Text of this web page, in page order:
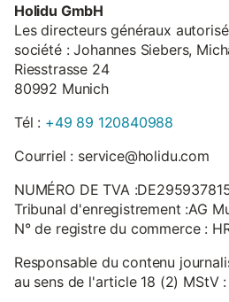
Holidu GmbH
Les directeurs généraux
société : Johannes Siebers,
Riesstrasse 24
80992 Munich
Tél : +49 89 120840988
Courriel : service@holidu.com
NUMÉRO DE TVA
Tribunal d'enregistrement :AG
N° de registre du commerce :
Responsable du contenu
au sens de l'article 18 (2) MStV :